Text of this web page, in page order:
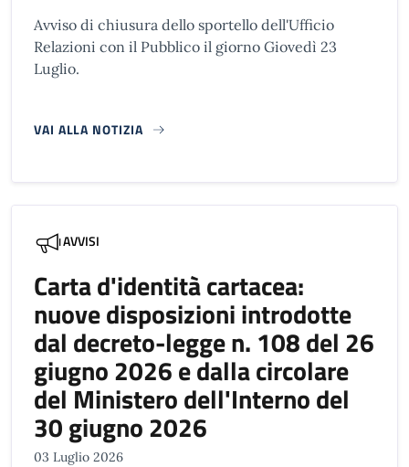
Avviso di chiusura dello sportello dell'Ufficio
Relazioni con il Pubblico il giorno Giovedì 23
Luglio.
VAI ALLA NOTIZIA
AVVISI
Carta d'identità cartacea:
nuove disposizioni introdotte
dal decreto-legge n. 108 del 26
giugno 2026 e dalla circolare
del Ministero dell'Interno del
30 giugno 2026
03 Luglio 2026